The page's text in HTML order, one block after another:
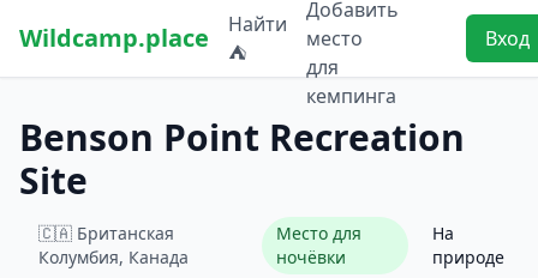
Wildcamp.place
Найти
⛺
Добавить
место
для
кемпинга
Вход
Benson Point Recreation
Site
🇨🇦 Британская
Колумбия, Канада
Место для
ночёвки
На
природе